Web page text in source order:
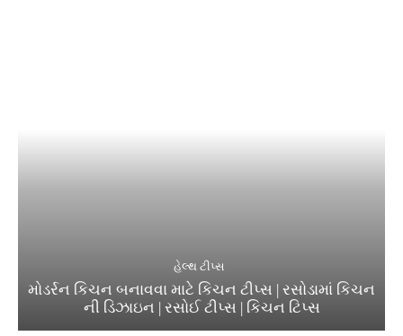
હેલ્થ ટીપ્સ
મોડર્રન કિચન બનાવવા માટે કિચન ટીપ્સ | રસોડામાં કિચન
ની ડિઝાઇન | રસોઈ ટીપ્સ | કિચન ટિપ્સ